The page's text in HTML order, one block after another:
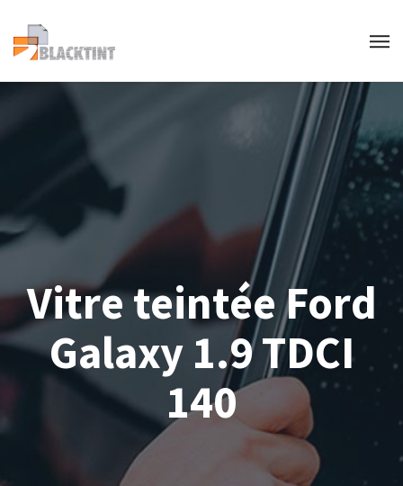
Vitre teintée Ford
Galaxy 1.9 TDCI
140